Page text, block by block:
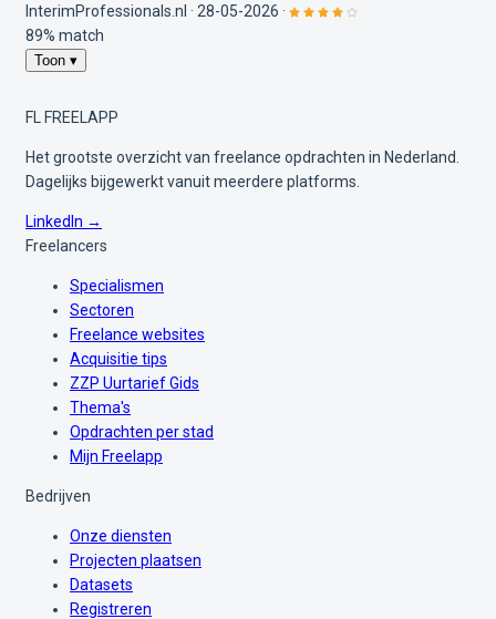
InterimProfessionals.nl · 28-05-2026 ·
89% match
Toon ▾
FL FREELAPP
Het grootste overzicht van freelance opdrachten in Nederland.
Dagelijks bijgewerkt vanuit meerdere platforms.
LinkedIn →
Freelancers
Specialismen
Sectoren
Freelance websites
Acquisitie tips
ZZP Uurtarief Gids
Thema's
Opdrachten per stad
Mijn Freelapp
Bedrijven
Onze diensten
Projecten plaatsen
Datasets
Registreren